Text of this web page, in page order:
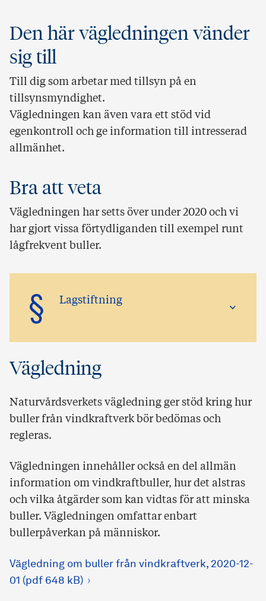
Den här vägledningen vänder
sig till
Till dig som arbetar med tillsyn på en
tillsynsmyndighet.
Vägledningen kan även vara ett stöd vid
egenkontroll och ge information till intresserad
allmänhet.
Bra att veta
Vägledningen har setts över under 2020 och vi
har gjort vissa förtydliganden till exempel runt
lågfrekvent buller.
§ Lagstiftning
Vägledning
Naturvårdsverkets vägledning ger stöd kring hur
buller från vindkraftverk bör bedömas och
regleras.
Vägledningen innehåller också en del allmän
information om vindkraftbuller, hur det alstras
och vilka åtgärder som kan vidtas för att minska
buller. Vägledningen omfattar enbart
bullerpåverkan på människor.
Vägledning om buller från vindkraftverk, 2020-12-
01 (pdf 648 kB)